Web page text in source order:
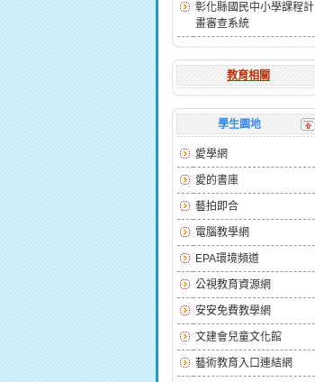
彰化縣國民中小學課程計
畫審查系統
教育相關
學生園地
愛學網
愛的書庫
藝拍即合
電腦教學網
EPA環境頻道
公視教育資源網
安安免費教學網
文建會兒童文化館
藝術教育入口連結網